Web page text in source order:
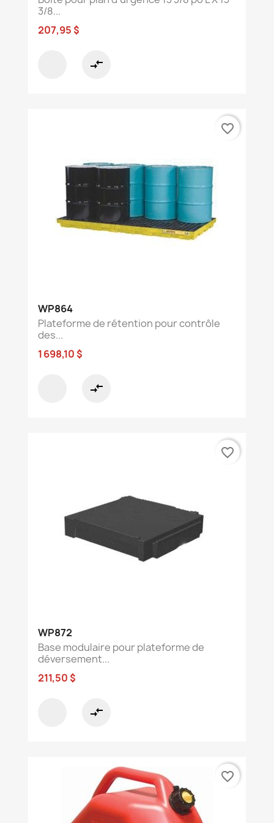
3/8...
207,95 $
compare_arrows
WP864
Plateforme de rétention pour contrôle
des...
1 698,10 $
compare_arrows
favorite_border
WP872
Base modulaire pour plateforme de
déversement...
211,50 $
compare_arrows
favorite_border
favorite_border